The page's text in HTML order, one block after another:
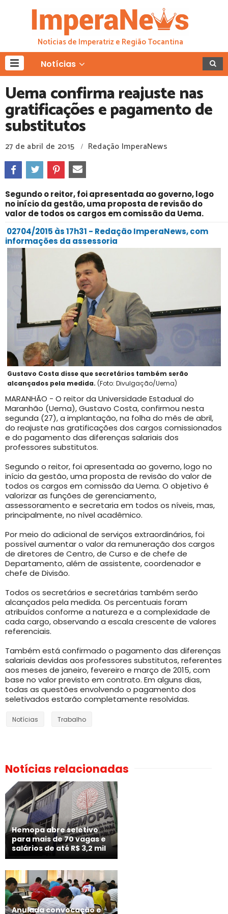
Notícias de Imperatriz e Região Tocantina
Notícias
Uema confirma reajuste nas
gratificações e pagamento de
substitutos
27 de abril de 2015 / Redação ImperaNews
Segundo o reitor, foi apresentada ao governo, logo
no início da gestão, uma proposta de revisão do
valor de todos os cargos em comissão da Uema.
02704/2015 às 17h31 - Redação ImperaNews, com
informações da assessoria
Gustavo Costa disse que secretários também serão
alcançados pela medida. (Foto: Divulgação/Uema)
MARANHÃO - O reitor da Universidade Estadual do
Maranhão (Uema), Gustavo Costa, confirmou nesta
segunda (27), a implantação, na folha do mês de abril,
do reajuste nas gratificações dos cargos comissionados
e do pagamento das diferenças salariais dos
professores substitutos.
Segundo o reitor, foi apresentada ao governo, logo no
início da gestão, uma proposta de revisão do valor de
todos os cargos em comissão da Uema. O objetivo é
valorizar as funções de gerenciamento,
assessoramento e secretaria em todos os níveis, mas,
principalmente, no nível acadêmico.
Por meio do adicional de serviços extraordinários, foi
possível aumentar o valor da remuneração dos cargos
de diretores de Centro, de Curso e de chefe de
Departamento, além de assistente, coordenador e
chefe de Divisão.
Todos os secretários e secretárias também serão
alcançados pela medida. Os percentuais foram
atribuídos conforme a natureza e a complexidade de
cada cargo, observando a escala crescente de valores
referenciais.
Também está confirmado o pagamento das diferenças
salariais devidas aos professores substitutos, referentes
aos meses de janeiro, fevereiro e março de 2015, com
base no valor previsto em contrato. Em alguns dias,
todas as questões envolvendo o pagamento dos
seletivados estarão completamente resolvidas.
Notícias Trabalho
Notícias relacionadas
Hemopa abre seletivo
para mais de 70 vagas e
salários de até R$ 3,2 mil
Anulada convocação e